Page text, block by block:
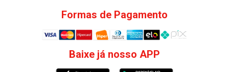
Formas de Pagamento
Baixe já nosso APP